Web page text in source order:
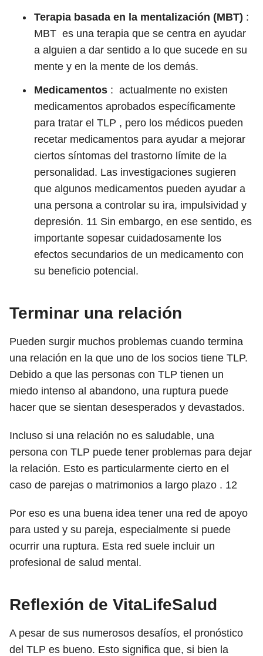
Terapia basada en la mentalización (MBT) :
MBT es una terapia que se centra en ayudar
a alguien a dar sentido a lo que sucede en su
mente y en la mente de los demás.
Medicamentos : actualmente no existen
medicamentos aprobados específicamente
para tratar el TLP , pero los médicos pueden
recetar medicamentos para ayudar a mejorar
ciertos síntomas del trastorno límite de la
personalidad. Las investigaciones sugieren
que algunos medicamentos pueden ayudar a
una persona a controlar su ira, impulsividad y
depresión. 11 Sin embargo, en ese sentido, es
importante sopesar cuidadosamente los
efectos secundarios de un medicamento con
su beneficio potencial.
Terminar una relación
Pueden surgir muchos problemas cuando termina
una relación en la que uno de los socios tiene TLP.
Debido a que las personas con TLP tienen un
miedo intenso al abandono, una ruptura puede
hacer que se sientan desesperados y devastados.
Incluso si una relación no es saludable, una
persona con TLP puede tener problemas para dejar
la relación. Esto es particularmente cierto en el
caso de parejas o matrimonios a largo plazo . 12
Por eso es una buena idea tener una red de apoyo
para usted y su pareja, especialmente si puede
ocurrir una ruptura. Esta red suele incluir un
profesional de salud mental.
Reflexión de VitaLifeSalud
A pesar de sus numerosos desafíos, el pronóstico
del TLP es bueno. Esto significa que, si bien la